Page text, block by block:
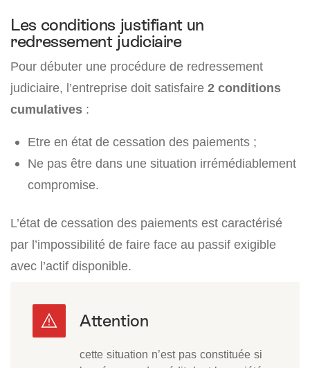
Les conditions justifiant un
redressement judiciaire
Pour débuter une procédure de redressement
judiciaire, l’entreprise doit satisfaire 2 conditions
cumulatives :
Etre en état de cessation des paiements ;
Ne pas être dans une situation irrémédiablement
compromise.
L’état de cessation des paiements est caractérisé
par l’impossibilité de faire face au passif exigible
avec l’actif disponible.
cette situation n’est pas constituée si